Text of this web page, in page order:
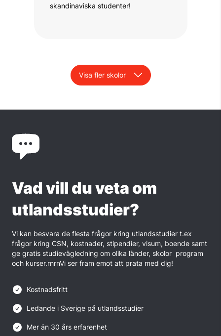
skandinaviska studenter!
Visa fler skolor
Vad vill du veta om
utlandsstudier?
Vi kan besvara de flesta frågor kring utlandsstudier t.ex
frågor kring CSN, kostnader, stipendier, visum, boende samt
ge gratis studievägledning om olika länder, skolor program
och kurser.rnrnVi ser fram emot att prata med dig!
Kostnadsfritt
Ledande i Sverige på utlandsstudier
Mer än 30 års erfarenhet